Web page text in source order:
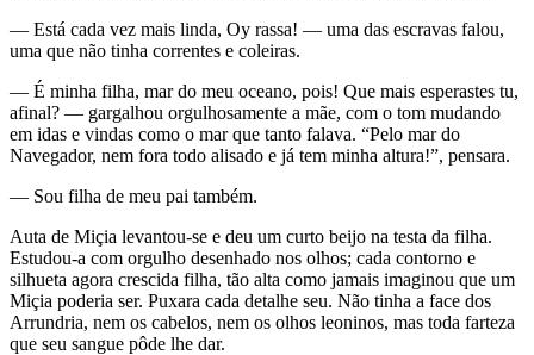
— Está cada vez mais linda, Oy rassa! — uma das escravas falou,
uma que não tinha correntes e coleiras.
— É minha filha, mar do meu oceano, pois! Que mais esperastes tu,
afinal? — gargalhou orgulhosamente a mãe, com o tom mudando
em idas e vindas como o mar que tanto falava. “Pelo mar do
Navegador, nem fora todo alisado e já tem minha altura!”, pensara.
— Sou filha de meu pai também.
Auta de Miçia levantou-se e deu um curto beijo na testa da filha.
Estudou-a com orgulho desenhado nos olhos; cada contorno e
silhueta agora crescida filha, tão alta como jamais imaginou que um
Miçia poderia ser. Puxara cada detalhe seu. Não tinha a face dos
Arrundria, nem os cabelos, nem os olhos leoninos, mas toda farteza
que seu sangue pôde lhe dar.